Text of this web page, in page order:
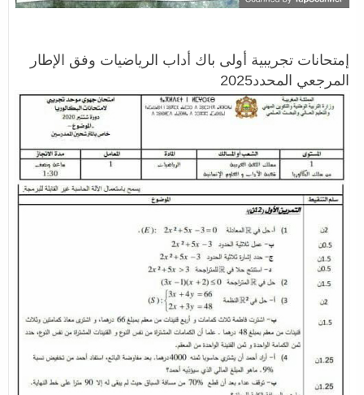
إمتحانات تجريبية أولى باك أداب الرياضيات وفق الإطار
المرجعي المحدد2025